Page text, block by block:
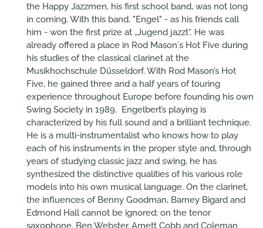
the Happy Jazzmen, his first school band, was not long
in coming. With this band, "Engel" - as his friends call
him - won the first prize at „Jugend jazzt“. He was
already offered a place in Rod Mason´s Hot Five during
his studies of the classical clarinet at the
Musikhochschule Düsseldorf. With Rod Mason’s Hot
Five, he gained three and a half years of touring
experience throughout Europe before founding his own
Swing Society in 1989. Engelbert’s playing is
characterized by his full sound and a brilliant technique.
He is a multi-instrumentalist who knows how to play
each of his instruments in the proper style and, through
years of studying classic jazz and swing, he has
synthesized the distinctive qualities of his various role
models into his own musical language. On the clarinet,
the influences of Benny Goodman, Barney Bigard and
Edmond Hall cannot be ignored; on the tenor
saxophone, Ben Webster, Arnett Cobb and Coleman